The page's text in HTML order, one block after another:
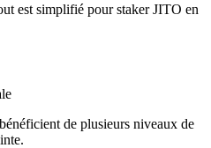
est simplifié pour staker JITO en
de plusieurs niveaux de